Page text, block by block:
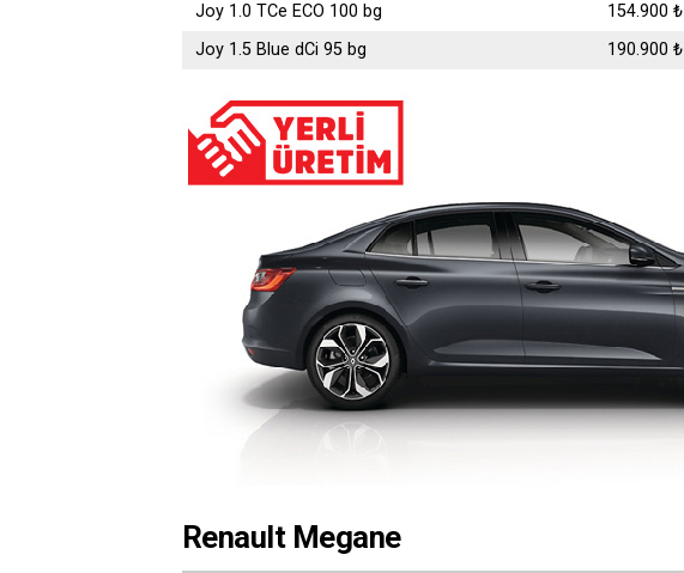
Joy 1.0 TCe ECO 100 bg
154.900 ₺
Joy 1.5 Blue dCi 95 bg
190.900 ₺
Renault Megane